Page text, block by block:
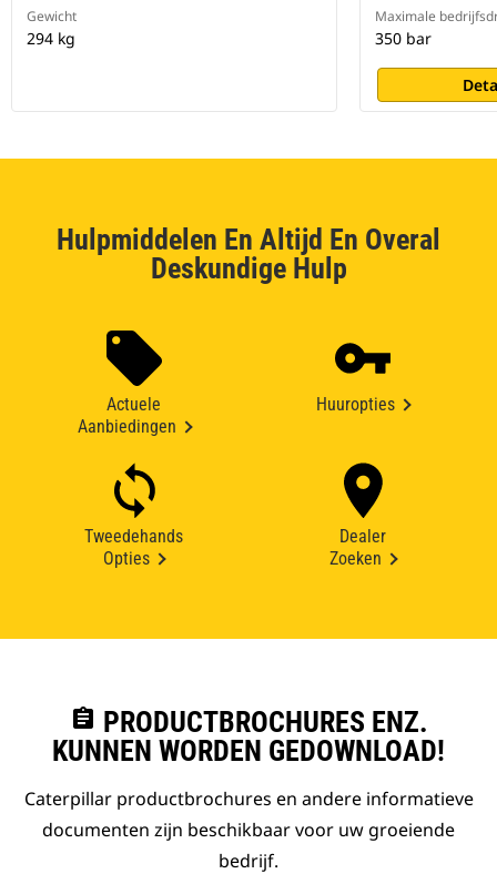
Gewicht
294 kg
Maximale
350 bar
Hulpmiddelen En Altijd En Overal
Deskundige Hulp
Actuele
Aanbiedingen
Huuropties
Tweedehands
Opties
Dealer
Zoeken
assignment PRODUCTBROCHURES ENZ.
KUNNEN WORDEN GEDOWNLOAD!
Caterpillar productbrochures en andere informatieve
documenten zijn beschikbaar voor uw groeiende
bedrijf.